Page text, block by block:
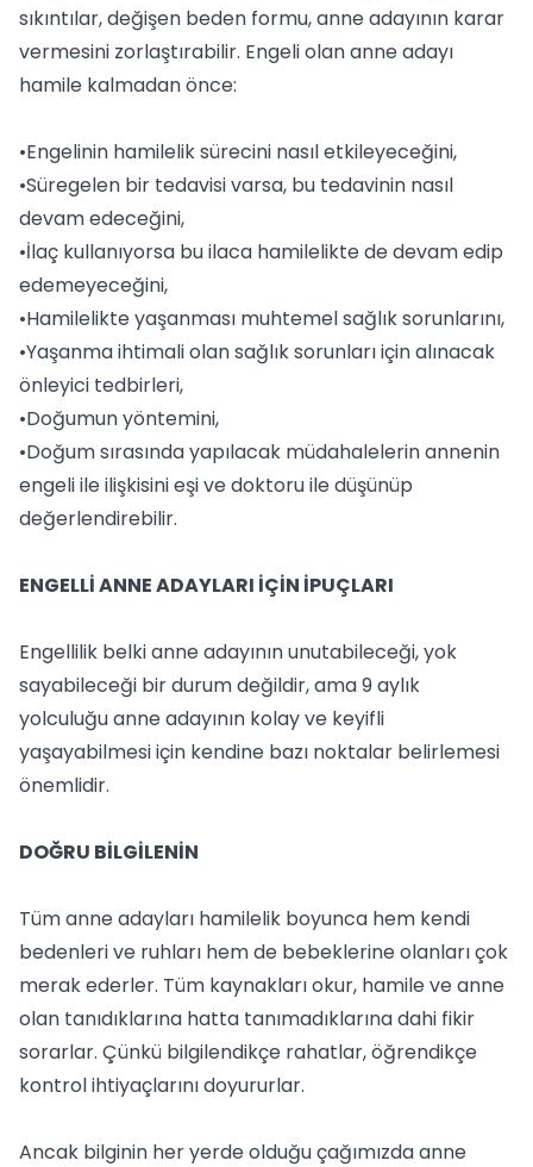
sıkıntılar, değişen beden formu, anne adayının karar
vermesini zorlaştırabilir. Engeli olan anne adayı
hamile kalmadan önce:
•Engelinin hamilelik sürecini nasıl etkileyeceğini,
•Süregelen bir tedavisi varsa, bu tedavinin nasıl
devam edeceğini,
•İlaç kullanıyorsa bu ilaca hamilelikte de devam edip
edemeyeceğini,
•Hamilelikte yaşanması muhtemel sağlık sorunlarını,
•Yaşanma ihtimali olan sağlık sorunları için alınacak
önleyici tedbirleri,
•Doğumun yöntemini,
•Doğum sırasında yapılacak müdahalelerin annenin
engeli ile ilişkisini eşi ve doktoru ile düşünüp
değerlendirebilir.
ENGELLİ ANNE ADAYLARI İÇİN İPUÇLARI
Engellilik belki anne adayının unutabileceği, yok
sayabileceği bir durum değildir, ama 9 aylık
yolculuğu anne adayının kolay ve keyifli
yaşayabilmesi için kendine bazı noktalar belirlemesi
önemlidir.
DOĞRU BİLGİLENİN
Tüm anne adayları hamilelik boyunca hem kendi
bedenleri ve ruhları hem de bebeklerine olanları çok
merak ederler. Tüm kaynakları okur, hamile ve anne
olan tanıdıklarına hatta tanımadıklarına dahi fikir
sorarlar. Çünkü bilgilendikçe rahatlar, öğrendikçe
kontrol ihtiyaçlarını doyururlar.
Ancak bilginin her yerde olduğu çağımızda anne